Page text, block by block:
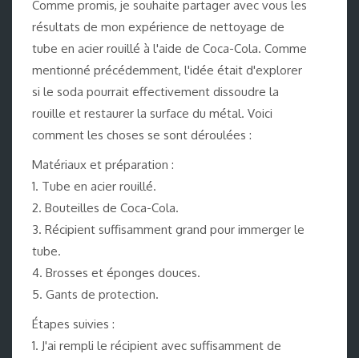
Comme promis, je souhaite partager avec vous les
résultats de mon expérience de nettoyage de
tube en acier rouillé à l'aide de Coca-Cola. Comme
mentionné précédemment, l'idée était d'explorer
si le soda pourrait effectivement dissoudre la
rouille et restaurer la surface du métal. Voici
comment les choses se sont déroulées :
Matériaux et préparation :
1. Tube en acier rouillé.
2. Bouteilles de Coca-Cola.
3. Récipient suffisamment grand pour immerger le
tube.
4. Brosses et éponges douces.
5. Gants de protection.
Étapes suivies :
1. J'ai rempli le récipient avec suffisamment de